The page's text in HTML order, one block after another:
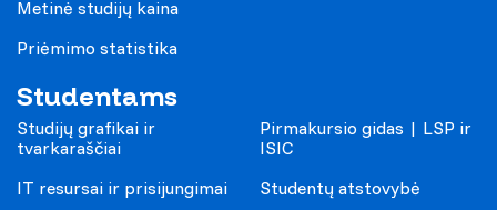
Metinė studijų kaina
Priėmimo statistika
Studentams
Studijų grafikai ir
tvarkaraščiai
IT resursai ir prisijungimai
Pirmakursio gidas | LSP ir
ISIC
Studentų atstovybė